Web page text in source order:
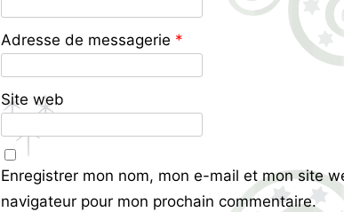
Adresse de messagerie *
Site web
Enregistrer mon nom, mon e-mail et mon site
navigateur pour mon prochain commentaire.